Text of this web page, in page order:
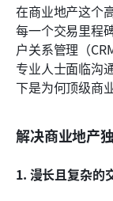
在商业地产这个
每一个交易里程
户关系管理（
专业人士面临沟
下是为何顶级商
解决商业地产
1. 漫长且复杂的